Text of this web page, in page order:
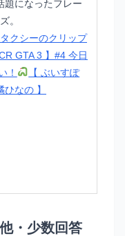
題になったフレー
ズ。
クシーのクリップ
GTA 3 】#4 今日
！
【 ぶいすぽ
ひなの 】
・少数回答